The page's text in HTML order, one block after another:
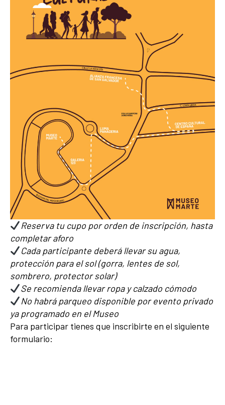
Reserva tu cupo por orden de inscripción, hasta
completar aforo
Cada participante deberá llevar su agua,
protección para el sol (gorra, lentes de sol,
sombrero, protector solar)
Se recomienda llevar ropa y calzado cómodo
No habrá parqueo disponible por evento privado
ya programado en el Museo
Para participar tienes que inscribirte en el siguiente
formulario: